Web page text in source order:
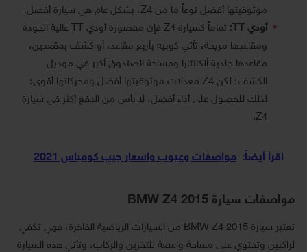
موثوقيتها أفضل نوعاً ما من Z4، بشكل عام هي سيارة أفضل.
أودي TT
: تماماً كسيارة Z4 فإن مقصورة أودي TT عالية الجودة
ومقاعدها مريحة، تأتي كوبيه بأربع مقاعد، أو كشف بمقعدين،
مقاعدها جلدية ألكانتارا ومساحة الصندوق أكبر في موديل
الكشف؛ لكن Z4 معدلات موثوقيتها أفضل ومحركاتها أقوى؛
لذلك للحصول على أداء أفضل، لا بأس من الدفع أكثر في سيارة
Z4.
اقرأ أيضاً: مواصفات وعيوب واسعار جيب كومباس 2021
مواصفات سيارة BMW Z4 2015
تعتبر سيارة BMW Z4 2015 من السيارات الرياضية الفاخرة، فهي تكفي
لراكبين وتحتوي على مساحة واسعة للتخزين والركاب، وتأتي هذه السيارة